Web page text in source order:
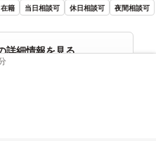
籍 当日相談可 休日相談可
夜間相談可
詳細情報を見る